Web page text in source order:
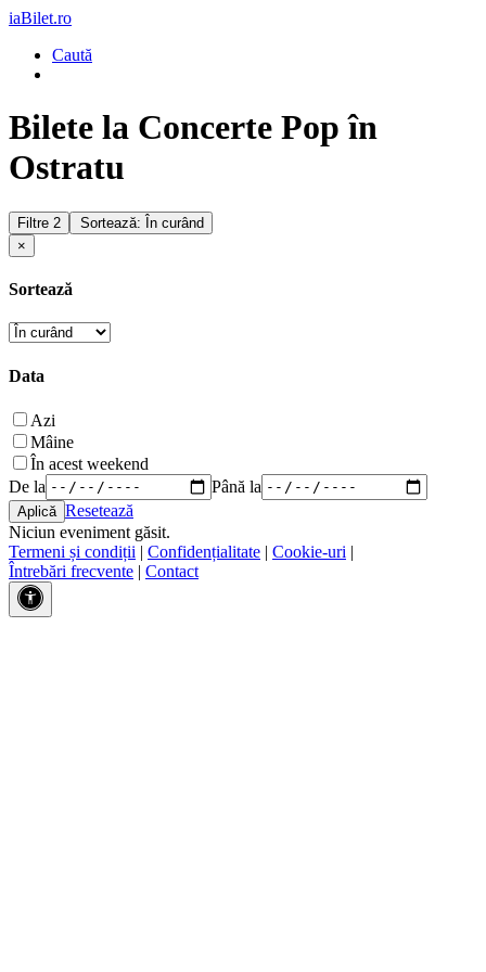
iaBilet.ro
Caută
Bilete la Concerte Pop în
Ostratu
Filtre 2
Sortează: În curând
×
Sortează
Data
Azi
Mâine
În acest weekend
De la
Până la
Resetează
Niciun eveniment găsit.
Termeni și condiții | Confidențialitate | Cookie-uri |
Întrebări frecvente | Contact